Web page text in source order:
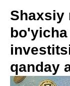
Shaxsiy
qanday